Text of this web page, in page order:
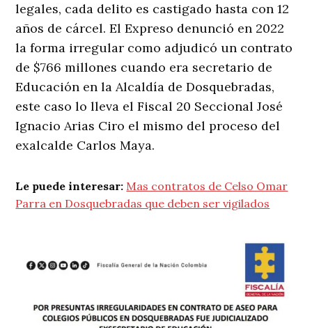
legales, cada delito es castigado hasta con 12
años de cárcel. El Expreso denunció en 2022
la forma irregular como adjudicó un contrato
de $766 millones cuando era secretario de
Educación en la Alcaldía de Dosquebradas,
este caso lo lleva el Fiscal 20 Seccional José
Ignacio Arias Ciro el mismo del proceso del
exalcalde Carlos Maya.
Le puede interesar: Mas contratos de Celso Omar
Parra en Dosquebradas que deben ser vigilados